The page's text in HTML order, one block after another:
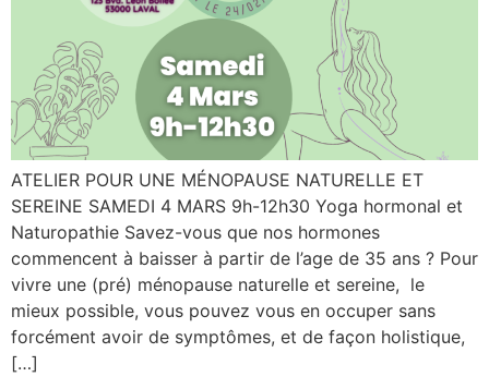
ATELIER POUR UNE MÉNOPAUSE NATURELLE ET
SEREINE SAMEDI 4 MARS 9h-12h30 Yoga hormonal et
Naturopathie Savez-vous que nos hormones
commencent à baisser à partir de l’age de 35 ans ? Pour
vivre une (pré) ménopause naturelle et sereine, le
mieux possible, vous pouvez vous en occuper sans
forcément avoir de symptômes, et de façon holistique,
[…]